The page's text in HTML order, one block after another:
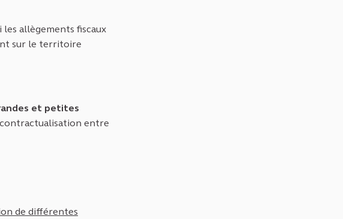
allègements fiscaux
sur le territoire
et petites
entre
de différentes